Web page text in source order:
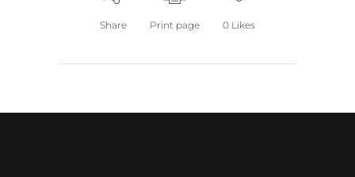
Share Print page 0 Likes